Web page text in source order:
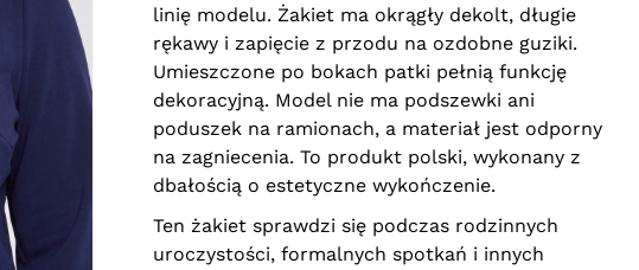
linię modelu. Żakiet ma okrągły dekolt, długie
rękawy i zapięcie z przodu na ozdobne guziki.
Umieszczone po bokach patki pełnią funkcję
dekoracyjną. Model nie ma podszewki ani
poduszek na ramionach, a materiał jest odporny
na zagniecenia. To produkt polski, wykonany z
dbałością o estetyczne wykończenie.
Ten żakiet sprawdzi się podczas rodzinnych
uroczystości, formalnych spotkań i innych